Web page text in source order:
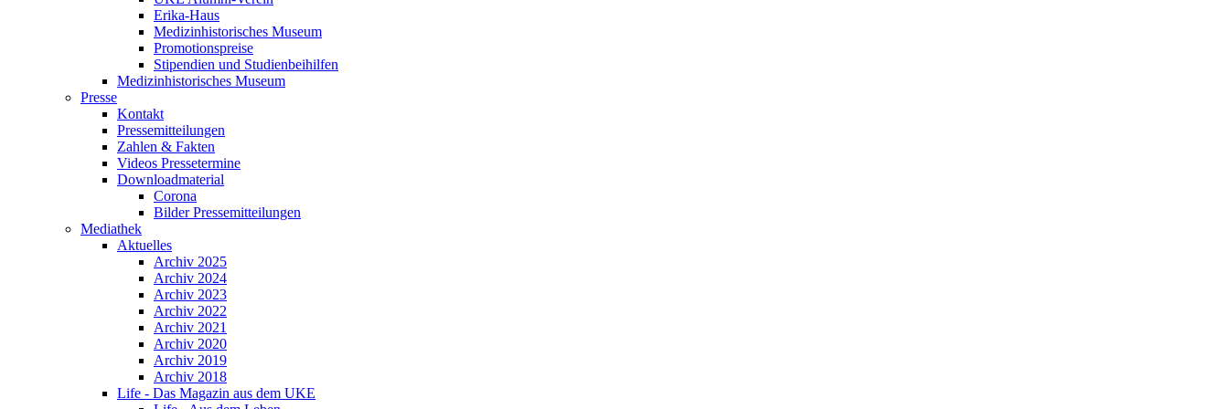
Erika-Haus
Medizinhistorisches Museum
Promotionspreise
Stipendien und Studienbeihilfen
Medizinhistorisches Museum
Presse
Kontakt
Pressemitteilungen
Zahlen & Fakten
Videos Pressetermine
Downloadmaterial
Corona
Bilder Pressemitteilungen
Mediathek
Aktuelles
Archiv 2025
Archiv 2024
Archiv 2023
Archiv 2022
Archiv 2021
Archiv 2020
Archiv 2019
Archiv 2018
Life - Das Magazin aus dem UKE